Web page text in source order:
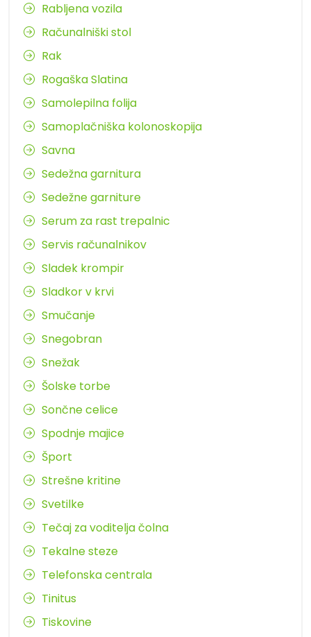
Rabljena vozila
Računalniški stol
Rak
Rogaška Slatina
Samolepilna folija
Samoplačniška kolonoskopija
Savna
Sedežna garnitura
Sedežne garniture
Serum za rast trepalnic
Servis računalnikov
Sladek krompir
Sladkor v krvi
Smučanje
Snegobran
Snežak
Šolske torbe
Sončne celice
Spodnje majice
Šport
Strešne kritine
Svetilke
Tečaj za voditelja čolna
Tekalne steze
Telefonska centrala
Tinitus
Tiskovine